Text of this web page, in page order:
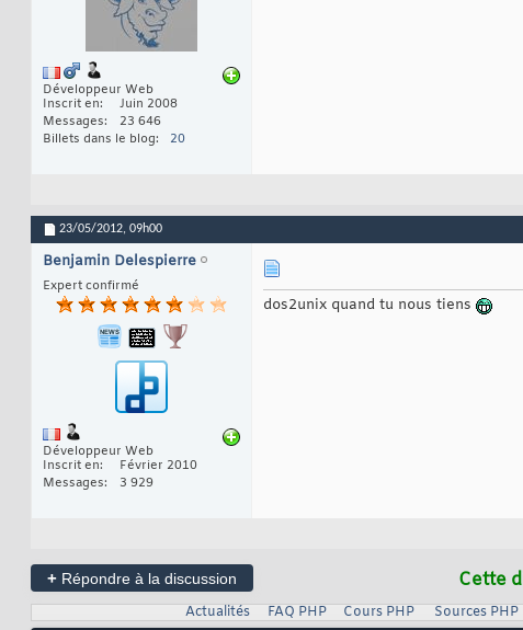
Développeur Web
Inscrit en
Juin 2008
Messages
23 646
Billets dans le blog
20
23/05/2012, 09h00
Benjamin Delespierre
Expert confirmé
Développeur Web
Inscrit en
Février 2010
Messages
3 929
dos2unix quand tu nous tiens
+ Répondre à la discussion Cette
Actualités FAQ PHP Cours PHP Sources PHP